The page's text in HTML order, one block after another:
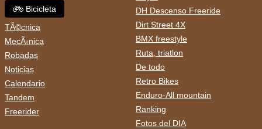
Bicicleta
TÃ©cnica
MecÃ¡nica
Robadas
Noticias
Calendario
Tandem
Freerider
DH Descenso Freeride
Dirt Street 4X
BMX freestyle
Ruta, triatlon
De todo
Retro Bikes
Enduro-All mountain
Ranking
Fotos del DIA